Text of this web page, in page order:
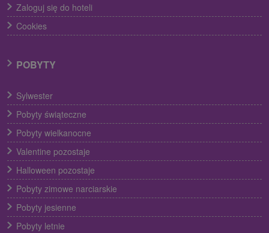
Zaloguj się do hoteli
Cookies
POBYTY
Sylwester
Pobyty świąteczne
Pobyty wielkanocne
Valentine pozostaje
Halloween pozostaje
Pobyty zimowe narciarskie
Pobyty jesienne
Pobyty letnie